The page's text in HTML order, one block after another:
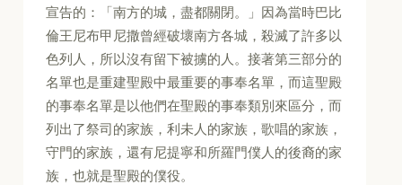
宣告的：「南方的城，盡都關閉。」因為當時巴比
倫王尼布甲尼撒曾經破壞南方各城，殺滅了許多以
色列人，所以沒有留下被擄的人。接著第三部分的
名單也是重建聖殿中最重要的事奉名單，而這聖殿
的事奉名單是以他們在聖殿的事奉類別來區分，而
列出了祭司的家族，利未人的家族，歌唱的家族，
守門的家族，還有尼提寧和所羅門僕人的後裔的家
族，也就是聖殿的僕役。